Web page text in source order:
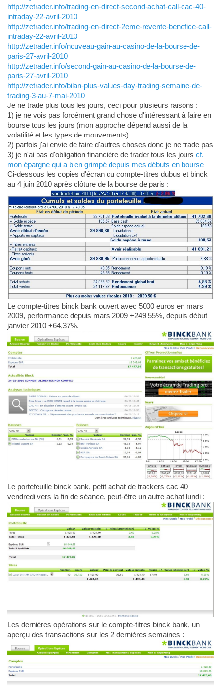
http://zetrader.info/trading-en-direct-second-achat-call-cac-40-
intraday-22-avril-2010
http://zetrader.info/trading-en-direct-2eme-revente-benefice-call-
intraday-22-avril-2010
http://zetrader.info/nouveau-gain-au-casino-de-la-bourse-de-
paris-27-avril-2010
http://zetrader.info/second-gain-au-casino-de-la-bourse-de-
paris-27-avril-2010
http://zetrader.info/bilan-plus-values-day-trading-semaine-de-
trading-3-au-7-mai-2010
Je ne trade plus tous les jours, ceci pour plusieurs raisons :
1) je ne vois pas forcément grand chose d'intéressant à faire en
bourse tous les jours (mon approche dépend aussi de la
volatilité et les types de mouvements)
2) parfois j'ai envie de faire d'autres choses donc je ne trade pas
3) je n'ai pas d'obligation financière de trader tous les jours cf.
mon épargne qui a bien grimpé depuis mes débuts en bourse
Ci-dessous les copies d'écran du compte-titres dubus et binck
au 4 juin 2010 après clôture de la bourse de paris :
Le compte-titres binck bank ouvert avec 5000 euros en mars
2009, performance depuis mars 2009 +249,55%, depuis début
janvier 2010 +64,37%.
Le portefeuille binck bank, petit achat de trackers cac 40
vendredi vers la fin de séance, peut-être un autre achat lundi :
Les dernières opérations sur le compte-titres binck bank, un
aperçu des transactions sur les 2 dernières semaines :